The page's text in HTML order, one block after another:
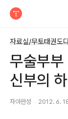
자료실/무토태권도
무술부
신부의
자아완성 2012. 6.